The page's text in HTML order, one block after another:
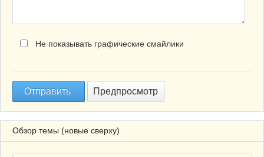
Не показывать графические смайлики
Обзор темы (новые сверху)